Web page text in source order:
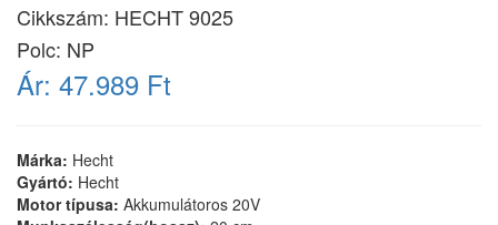
Cikkszám: HECHT 9025
Polc: NP
Ár: 47.989 Ft
Márka: Hecht
Gyártó: Hecht
Motor típusa: Akkumulátoros 20V